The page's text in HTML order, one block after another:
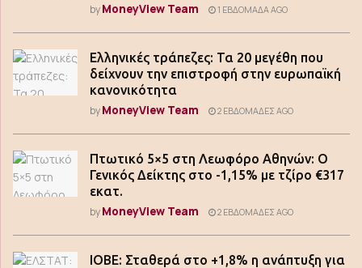
byMoneyView Team 1 ΕΒΔΟΜΆΔΑ AGO
Ελληνικές τράπεζες: Τα 20 μεγέθη που
δείχνουν την επιστροφή στην ευρωπαϊκή
κανονικότητα
byMoneyView Team 2 ΕΒΔΟΜΆΔΕΣ AGO
Πτωτικό 5×5 στη Λεωφόρο Αθηνών: Ο
Γενικός Δείκτης στο -1,15% με τζίρο €317
εκατ.
byMoneyView Team 2 ΕΒΔΟΜΆΔΕΣ AGO
ΙΟΒΕ: Σταθερά στο +1,8% η ανάπτυξη για